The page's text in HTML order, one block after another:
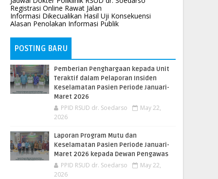
Registrasi Online Rawat Jalan
Informasi Dikecualikan Hasil Uji Konsekuensi
Alasan Penolakan Informasi Publik
POSTING BARU
Pemberian Penghargaan kepada Unit
Teraktif dalam Pelaporan Insiden
Keselamatan Pasien Periode Januari-
Maret 2026
PPID RSUD dr. Soedarso
May 22,
2026
Laporan Program Mutu dan
Keselamatan Pasien Periode Januari-
Maret 2026 kepada Dewan Pengawas
PPID RSUD dr. Soedarso
May 22,
2026